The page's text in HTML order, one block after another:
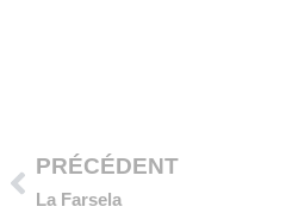
Précédent
PRÉCÉDENT
La Farsela